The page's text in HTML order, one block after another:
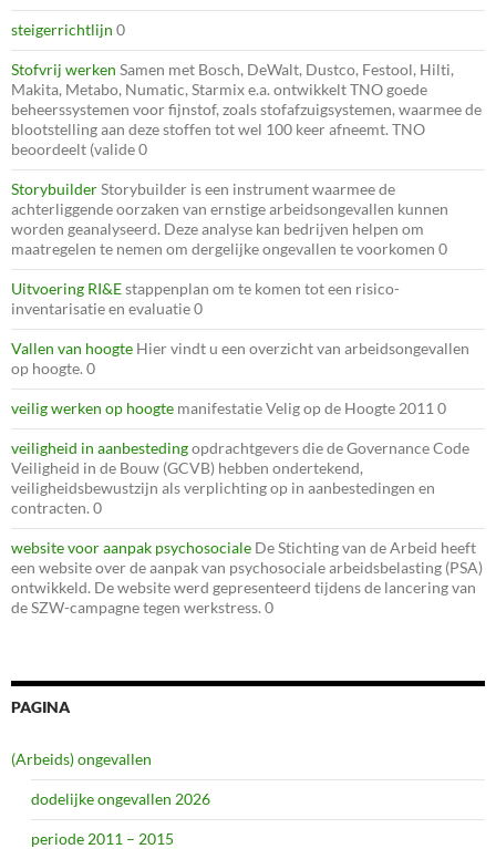
steigerrichtlijn 0
Stofvrij werken Samen met Bosch, DeWalt, Dustco, Festool, Hilti,
Makita, Metabo, Numatic, Starmix e.a. ontwikkelt TNO goede
beheerssystemen voor fijnstof, zoals stofafzuigsystemen, waarmee de
blootstelling aan deze stoffen tot wel 100 keer afneemt. TNO
beoordeelt (valide 0
StorybuilderStorybuilder is een instrument waarmee de
achterliggende oorzaken van ernstige arbeidsongevallen kunnen
worden geanalyseerd. Deze analyse kan bedrijven helpen om
maatregelen te nemen om dergelijke ongevallen te voorkomen 0
Uitvoering RI&Estappenplan om te komen tot een risico-
inventarisatie en evaluatie 0
Vallen van hoogte Hier vindt u een overzicht van arbeidsongevallen
op hoogte. 0
veilig werken op hoogte manifestatie Velig op de Hoogte 2011 0
veiligheid in aanbestedingopdrachtgevers die de Governance Code
Veiligheid in de Bouw (GCVB) hebben ondertekend,
veiligheidsbewustzijn als verplichting op in aanbestedingen en
contracten. 0
website voor aanpak psychosociale De Stichting van de Arbeid heeft
een website over de aanpak van psychosociale arbeidsbelasting (PSA)
ontwikkeld. De website werd gepresenteerd tijdens de lancering van
de SZW-campagne tegen werkstress. 0
PAGINA
(Arbeids) ongevallen
dodelijke ongevallen 2026
periode 2011 – 2015